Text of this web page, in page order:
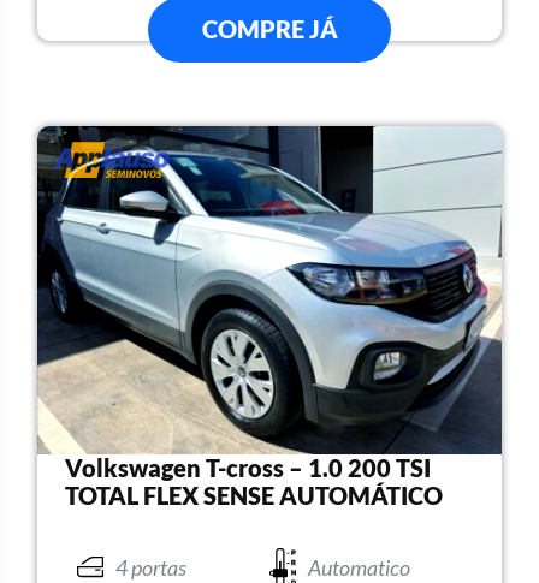
COMPRE JÁ
Volkswagen T-cross – 1.0 200 TSI
TOTAL FLEX SENSE AUTOMÁTICO
4 portas
Automatico